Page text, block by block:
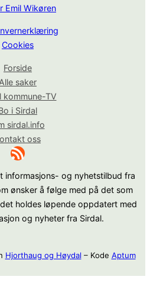
Emil Wikøren
Cookies
Forside
Alle saker
kommune-TV
i Sirdal
sirdal.info
oss
RSS-strøm
informasjons- og nyhetstilbud fra
ønsker å følge med på det som
holdes løpende oppdatert med
og nyheter fra Sirdal.
Hjorthaug og Høydal – Kode Aptum